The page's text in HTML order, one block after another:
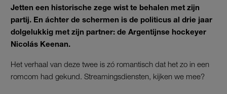
Jetten een historische zege wist te behalen met zijn
partij. En áchter de schermen is de politicus al drie jaar
dolgelukkig met zijn partner: de Argentijnse hockeyer
Nicolás Keenan.
Het verhaal van deze twee is zó romantisch dat het zo in een
romcom had gekund. Streamingsdiensten, kijken we mee?